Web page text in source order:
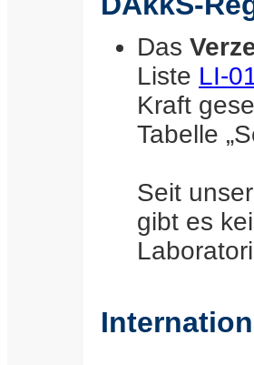
Das
Liste LI-
Kraft
Tabelle
Seit
gibt es